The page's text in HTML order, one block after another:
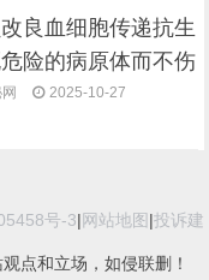
良血细胞传递抗生
险的病原体而不伤
奇科技 - 夜异区世
2025-10-27
号-3|网站地图 |投诉建
点和立场，如侵联删！